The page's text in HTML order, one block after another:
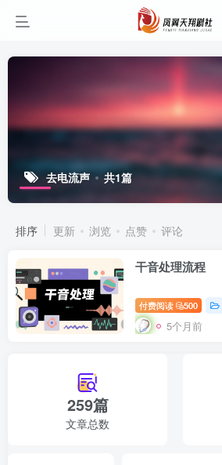
去电流声 共1篇
排序 更新 浏览 点赞 评论
干音处理流程
付费阅读 500
5个月前
259篇
文章总数